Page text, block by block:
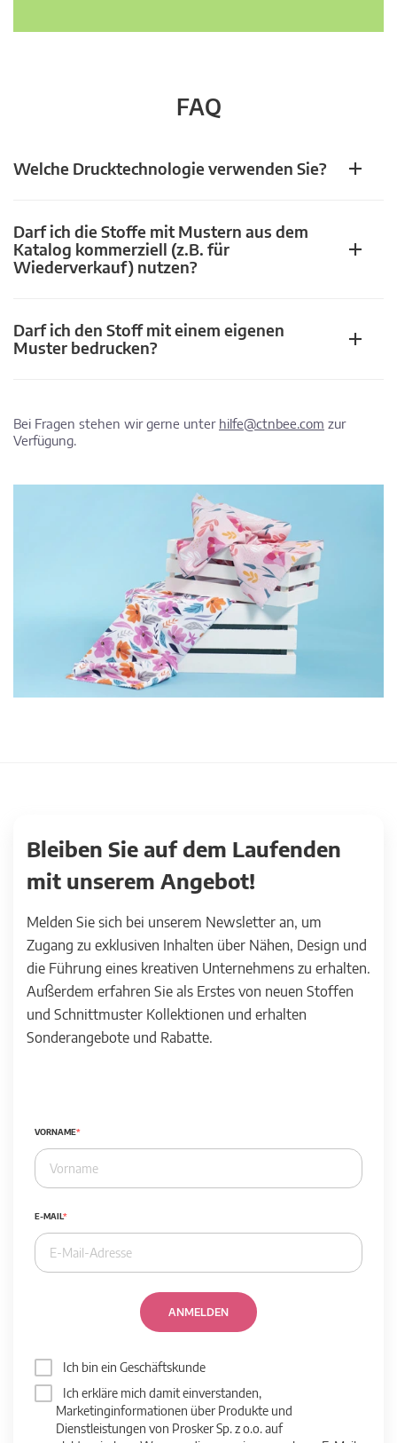
FAQ
Welche Drucktechnologie verwenden Sie?
Darf ich die Stoffe mit Mustern aus dem
Katalog kommerziell (z.B. für
Wiederverkauf) nutzen?
Darf ich den Stoff mit einem eigenen
Muster bedrucken?
Bei Fragen stehen wir gerne unter hilfe@ctnbee.com zur
Verfügung.
Bleiben Sie auf dem Laufenden
mit unserem Angebot!
Melden Sie sich bei unserem Newsletter an, um
Zugang zu exklusiven Inhalten über Nähen, Design und
die Führung eines kreativen Unternehmens zu erhalten.
Außerdem erfahren Sie als Erstes von neuen Stoffen
und Schnittmuster Kollektionen und erhalten
Sonderangebote und Rabatte.
VORNAME
E-MAIL
ANMELDEN
Ich bin ein Geschäftskunde
Ich erkläre mich damit einverstanden,
Marketinginformationen über Produkte und
Dienstleistungen von Prosker Sp. z o.o. auf